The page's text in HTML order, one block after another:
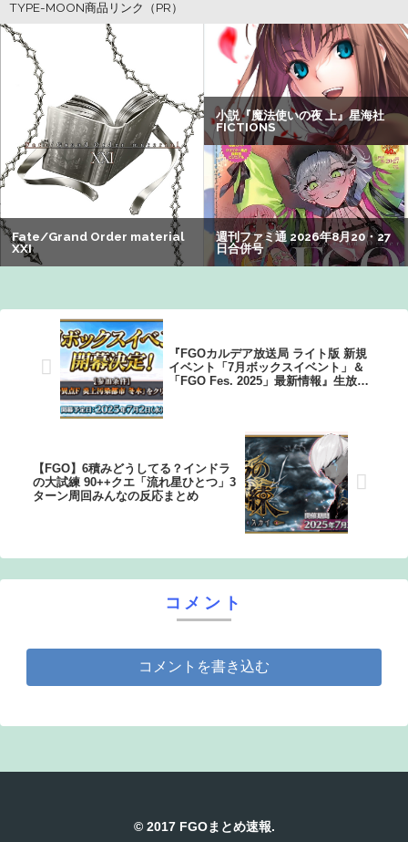
26/08/02のニュース
【警告】社会人「スムージーにキウイ皮ごと入れよ。これ
美容にいいんだよね〜」→ 結果…
【画像】瀬戸環奈（セトカン）さん、ティファのコスプレ
でシコらせにくるｗｗｗ：26/08/01のニュース
【悲報】映画館の客、ほぼバイオテロレベルのやらかしで
観客が避難する事態にｗｗｗｗ
【衝撃】クルタ族虐 殺の犯人、ツェリードニヒで確定！ク
ロロの演劇のせいで2人も無駄死ににwwww
友達って感じで性的な目では見れないｗ」←これｗｗｗ
ｗ：26/08/06のニュース
『FGOカルデア放送局 ライト版 新規
イベント「7月ボックスイベント」＆
「FGO Fes. 2025」最新情報』生放送
【FGO】6積みどうしてる？インドラ
の大試練 90++クエ「流れ星ひとつ」3
ターン周回みんなの反応まとめ
コメント
コメントを書き込む
© 2017 FGOまとめ速報.